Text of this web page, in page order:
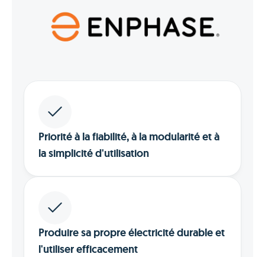
Priorité à la fiabilité, à la modularité et à
la simplicité d'utilisation
Produire sa propre électricité durable et
l'utiliser efficacement